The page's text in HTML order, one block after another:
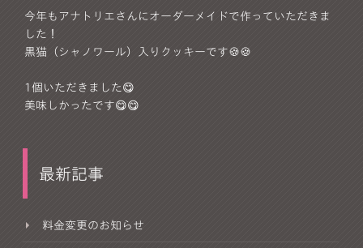
今年もアナトリエさんにオーダーメイドで作っていただきま
した！
黒猫（シャノワール）入りクッキーです🍪🍪
1個いただきました😋
美味しかったです😋😋
最新記事
料金変更のお知らせ